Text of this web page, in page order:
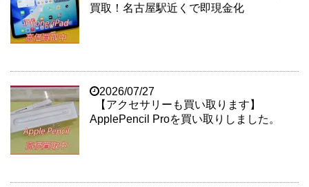
買取！名古屋駅近くで即現金化
2026/07/27
【アクセサリーも買い取ります】
ApplePencil Proを買い取りしました。